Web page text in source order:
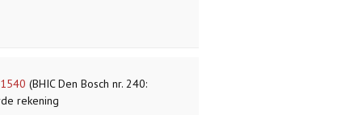
(BHIC Den Bosch nr. 240:
rekening